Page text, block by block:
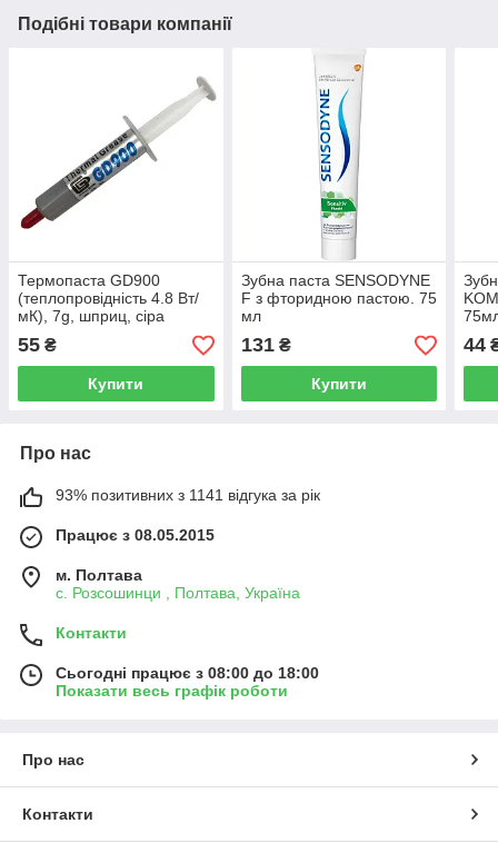
Подібні товари компанії
Термопаста GD900
(теплопровідність 4.8 Вт/
мК), 7g, шприц, сіра
55 ₴
Купити
Зубна паста SENSODYNE
F з фторидною пастою. 75
мл
131₴
Купити
44
Про нас
93% позитивних з 1141 відгука за рік
Працює з 08.05.2015
м. Полтава
с. Розсошинци , Полтава, Україна
Контакти
Сьогодні працює з 08:00 до 18:00
Показати весь графік роботи
Про нас
Контакти